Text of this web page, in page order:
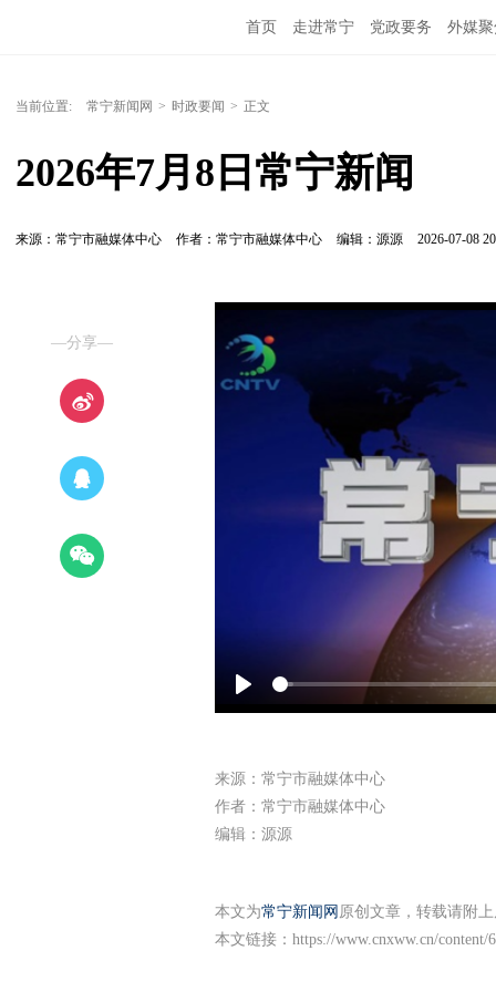
首页 走进常宁 党政要务 外媒
当前位置: 常宁新闻网 > 时政要闻 > 正文
2026年7月8日常宁新闻
来源：常宁市融媒体中心 作者：常宁市融媒体中心 编辑：源源 2026-07-08
—分享—
Play
来源：常宁市融媒体中心
作者：常宁市融媒体中心
编辑：源源
本文为常宁新闻网 原创文章，转载请附
本文链接： https://www.cnxww.cn/content/